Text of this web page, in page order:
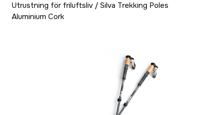
Utrustning för friluftsliv / Silva Trekking Poles
Aluminium Cork